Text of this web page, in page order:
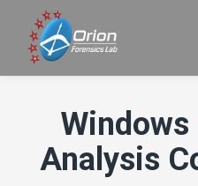
Analysis